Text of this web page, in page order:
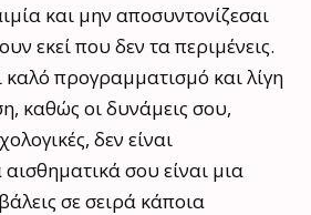
και μην αποσυντονίζεσαι
εκεί που δεν τα περιμένεις.
καλό προγραμματισμό και λίγη
καθώς οι δυνάμεις σου,
δεν είναι
σου είναι μια
σε σειρά κάποια